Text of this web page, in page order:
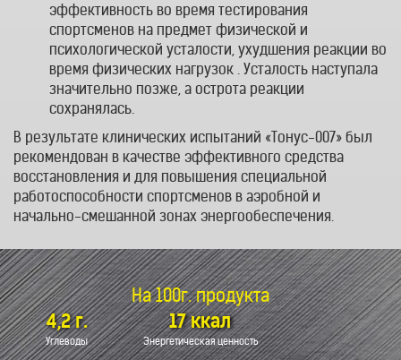
эффективность во время тестирования
спортсменов на предмет физической и
психологической усталости, ухудшения реакции во
время физических нагрузок . Усталость наступала
значительно позже, а острота реакции
сохранялась.
В результате клинических испытаний «Тонус-007» был
рекомендован в качестве эффективного средства
восстановления и для повышения специальной
работоспособности спортсменов в аэробной и
начально-смешанной зонах энергообеспечения.